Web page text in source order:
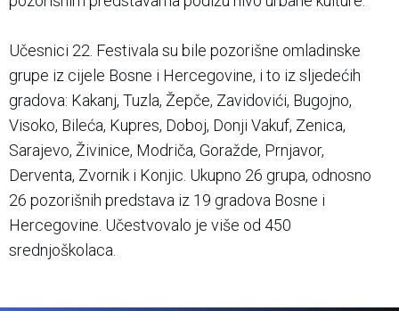
Učesnici 22. Festivala su bile pozorišne omladinske
grupe iz cijele Bosne i Hercegovine, i to iz sljedećih
gradova: Kakanj, Tuzla, Žepče, Zavidovići, Bugojno,
Visoko, Bileća, Kupres, Doboj, Donji Vakuf, Zenica,
Sarajevo, Živinice, Modriča, Goražde, Prnjavor,
Derventa, Zvornik i Konjic. Ukupno 26 grupa, odnosno
26 pozorišnih predstava iz 19 gradova Bosne i
Hercegovine. Učestvovalo je više od 450
srednjoškolaca.